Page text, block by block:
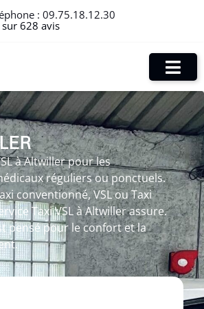
: 09.75.18.12.30
628 avis
à Altwiller pour les
réguliers ou ponctuels.
conventionné, VSL ou Taxi
Taxi VSL à Altwiller assure.
pensé pour le confort et la